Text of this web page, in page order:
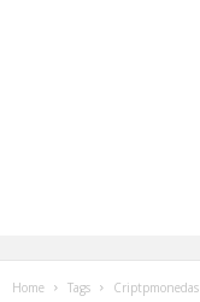
Home Tags Criptpmonedas